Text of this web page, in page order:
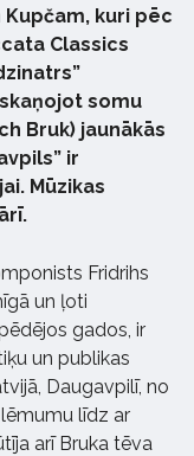
kuri pēc
Classics
somu
Bruk) jaunākās
ir
Mūzikas
Fridrihs
un ļoti
gados, ir
un publikas
Daugavpilī, no
lēmumu līdz ar
arī Bruka tēva